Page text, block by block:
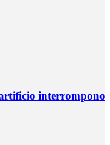
interrompono